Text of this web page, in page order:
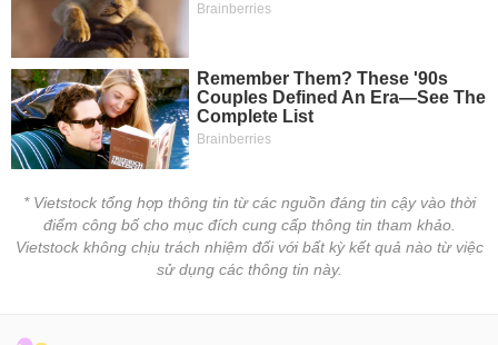
* Vietstock tổng hợp thông tin từ các nguồn đáng tin cậy vào thời
điểm công bố cho mục đích cung cấp thông tin tham khảo.
Vietstock không chịu trách nhiệm đối với bất kỳ kết quả nào từ việc
sử dụng các thông tin này.